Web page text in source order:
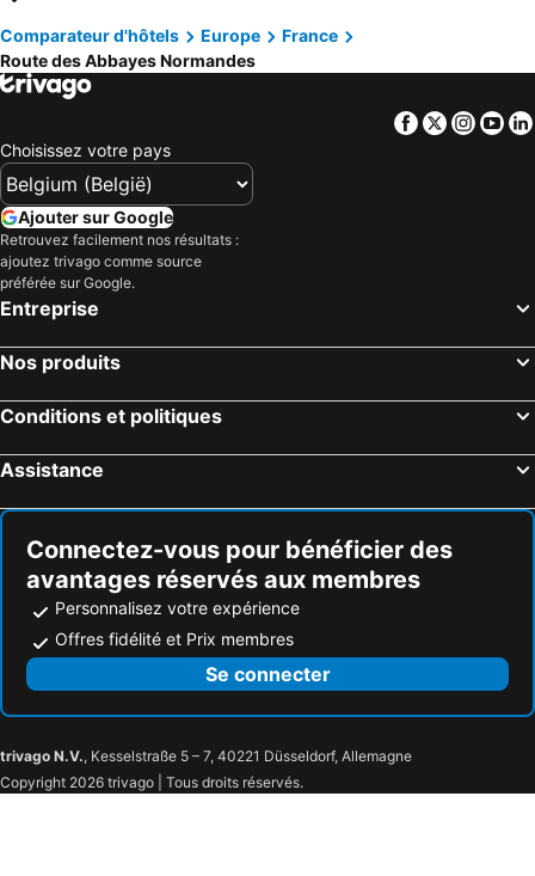
Hôtels Crète
Hôtels Malte
Hôtels Côte néerlandaise
Hôtels Sicile
Comparateur d'hôtels Europe
France
Route des Abbayes Normandes
Facebook
Twitter
Choisissez votre pays
Ajouter sur Google
Retrouvez facilement nos résultats :
ajoutez trivago comme source
préférée sur Google.
Entreprise
Nos produits
Conditions et politiques
Assistance
Connectez-vous pour bénéficier des
avantages réservés aux membres
Personnalisez votre expérience
Offres fidélité et Prix membres
Se connecter
trivago N.V., Kesselstraße 5 – 7, 40221 Düsseldorf, Allemagne
Copyright 2026 trivago | Tous droits réservés.